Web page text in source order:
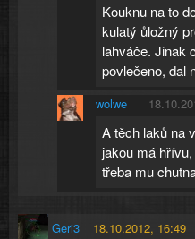
Kouknu na to
kulatý ůložný
lahváče. Jinak
povlečeno, dal
wolwe
A těch laků na
jakou má
třeba mu
Geri3 18.10.2012, 16:49